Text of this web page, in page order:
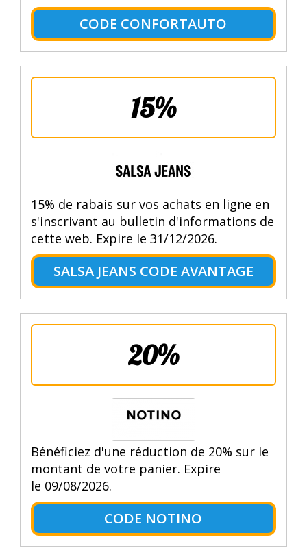
CODE CONFORTAUTO
15%
15% de rabais sur vos achats en ligne en
s'inscrivant au bulletin d'informations de
cette web. Expire le 31/12/2026.
SALSA JEANS CODE AVANTAGE
20%
Bénéficiez d'une réduction de 20% sur le
montant de votre panier. Expire
le 09/08/2026.
CODE NOTINO